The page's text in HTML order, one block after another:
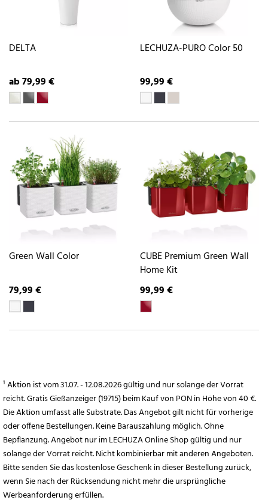
DELTA
ab 79,99 €
LECHUZA-PURO Color 50
99,99 €
Green Wall Color
79,99 €
CUBE Premium Green Wall
Home Kit
99,99 €
¹ Aktion ist vom 31.07. - 12.08.2026 gültig und nur solange der Vorrat
reicht. Gratis Gießanzeiger (19715) beim Kauf von PON in Höhe von 40 €.
Die Aktion umfasst alle Substrate. Das Angebot gilt nicht für vorherige
oder offene Bestellungen. Keine Barauszahlung möglich. Ohne
Bepflanzung. Angebot nur im LECHUZA Online Shop gültig und nur
solange der Vorrat reicht. Nicht kombinierbar mit anderen Angeboten.
Bitte senden Sie das kostenlose Geschenk in dieser Bestellung zurück,
wenn Sie nach der Rücksendung nicht mehr die ursprüngliche
Werbeanforderung erfüllen.